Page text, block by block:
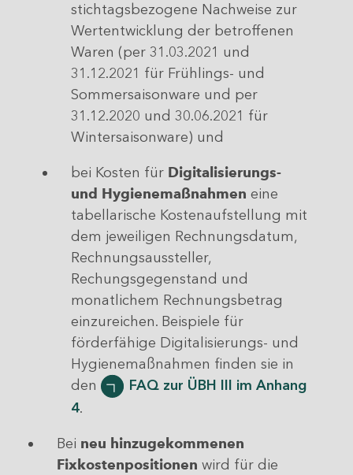
stichtagsbezogene Nachweise zur
Wertentwicklung der betroffenen
Waren (per 31.03.2021 und
31.12.2021 für Frühlings- und
Sommersaisonware und per
31.12.2020 und 30.06.2021 für
Wintersaisonware) und
bei Kosten für Digitalisierungs-
und Hygienemaßnahmen eine
tabellarische Kostenaufstellung mit
dem jeweiligen Rechnungsdatum,
Rechnungsaussteller,
Rechungsgegenstand und
monatlichem Rechnungsbetrag
einzureichen. Beispiele für
förderfähige Digitalisierungs- und
Hygienemaßnahmen finden sie in
den
FAQ zur ÜBH III im Anhang
4.
Bei neu hinzugekommenen
Fixkostenpositionen wird für die